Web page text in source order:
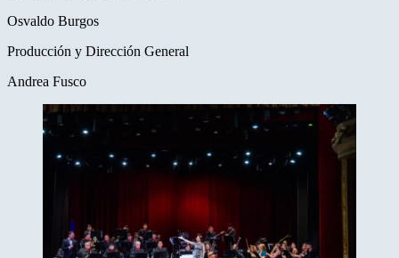
Osvaldo Burgos
Producción y Dirección General
Andrea Fusco